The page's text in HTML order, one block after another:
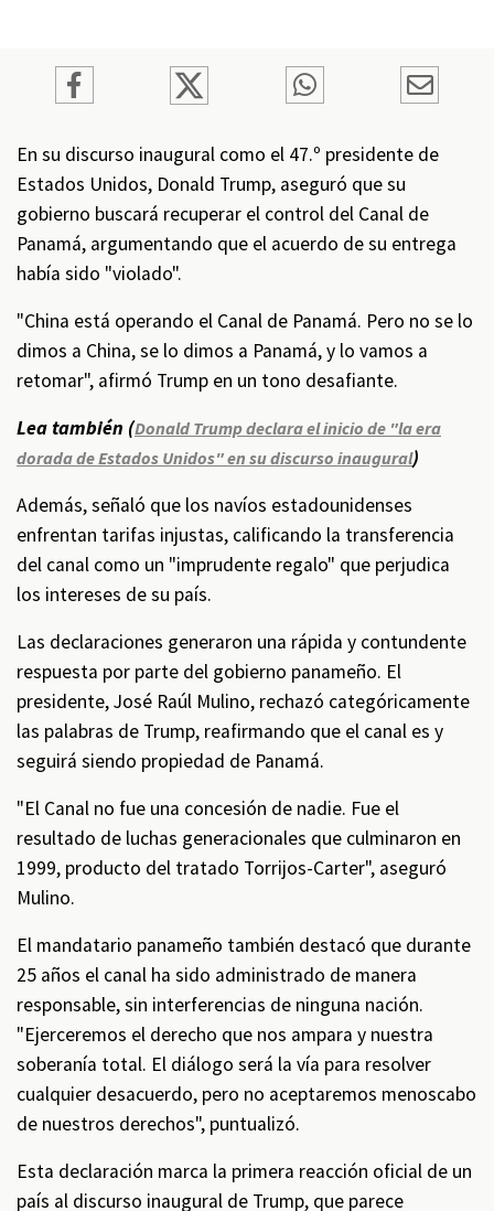
En su discurso inaugural como el 47.º presidente de
Estados Unidos, Donald Trump, aseguró que su
gobierno buscará recuperar el control del Canal de
Panamá, argumentando que el acuerdo de su entrega
había sido "violado".
"China está operando el Canal de Panamá. Pero no se lo
dimos a China, se lo dimos a Panamá, y lo vamos a
retomar", afirmó Trump en un tono desafiante.
Lea también (Donald Trump declara el inicio de "la era
dorada de Estados Unidos" en su discurso inaugural)
Además, señaló que los navíos estadounidenses
enfrentan tarifas injustas, calificando la transferencia
del canal como un "imprudente regalo" que perjudica
los intereses de su país.
Las declaraciones generaron una rápida y contundente
respuesta por parte del gobierno panameño. El
presidente, José Raúl Mulino, rechazó categóricamente
las palabras de Trump, reafirmando que el canal es y
seguirá siendo propiedad de Panamá.
"El Canal no fue una concesión de nadie. Fue el
resultado de luchas generacionales que culminaron en
1999, producto del tratado Torrijos-Carter", aseguró
Mulino.
El mandatario panameño también destacó que durante
25 años el canal ha sido administrado de manera
responsable, sin interferencias de ninguna nación.
"Ejerceremos el derecho que nos ampara y nuestra
soberanía total. El diálogo será la vía para resolver
cualquier desacuerdo, pero no aceptaremos menoscabo
de nuestros derechos", puntualizó.
Esta declaración marca la primera reacción oficial de un
país al discurso inaugural de Trump, que parece